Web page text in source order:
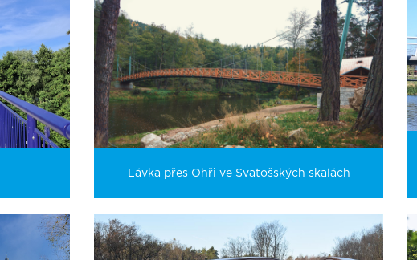
Lávka přes Ohři ve Svatošských skalách